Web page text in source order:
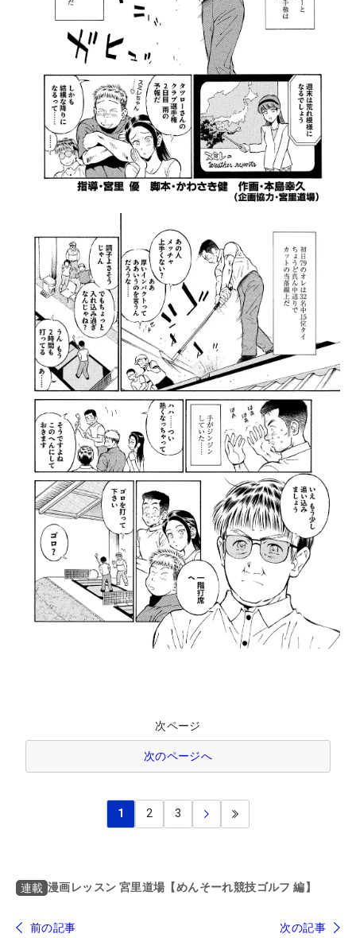
次ページ
次のページへ
1 2 3
連載 漫画レッスン 宮里道場【めんそーれ競技ゴルフ 編】
前の記事 次の記事